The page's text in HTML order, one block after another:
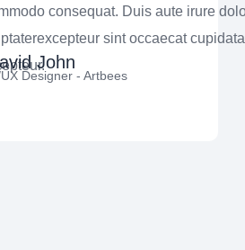
consequat. Duis aute irure
sint occaecat
John
Designer - Artbees